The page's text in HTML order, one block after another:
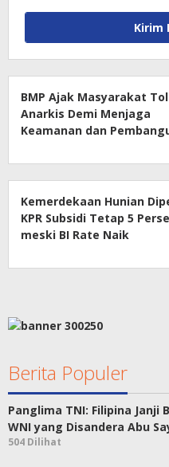
BMP Ajak Masyarakat
Anarkis Demi Menjaga
Keamanan dan
Kemerdekaan Hunian
KPR Subsidi Tetap 5
meski BI Rate Naik
Berita Populer
Panglima TNI: Filipina Janji
WNI yang Disandera Abu
504 Dilihat